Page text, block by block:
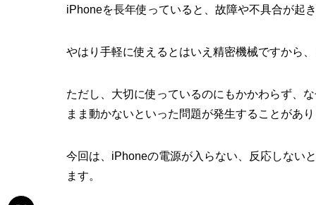
iPhoneを長年使っていると、故障や不具合が起
やはり手軽に使えるとはいえ精密機械ですから
ただし、大切に使っているのにもかかわらず、
まま動かないといった問題が発生することがあり
今回は、iPhoneの電源が入らない、反応しない
ます。